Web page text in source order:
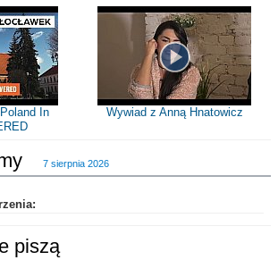
In
Wywiad z Anną Hnatowicz
7 sierpnia 2026
piszą